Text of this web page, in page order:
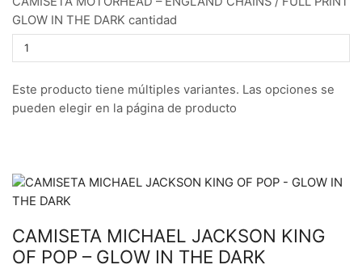
GLOW IN THE DARK cantidad
Este producto tiene múltiples variantes. Las opciones se
pueden elegir en la página de producto
CAMISETA MICHAEL JACKSON KING
OF POP – GLOW IN THE DARK